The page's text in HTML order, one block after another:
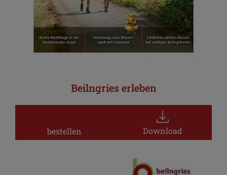
Beilngries erleben
bestellen Download